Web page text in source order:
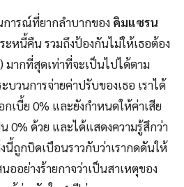
การณ์ที่ยากลำบากของ คิมแซรน
ะหนี้คืน รวมถึงป้องกันไม่ให้เธอต้อง
มากที่สุดเท่าที่จะเป็นไปได้ตาม
วนการจ่ายค่าปรับของเธอ เราได้
เบี้ย 0% และยังกำหนดให้ค่าเสีย
0% ด้วย และได้แสดงความรู้สึกว่า
นี้ถูกบิดเบือนราวกับว่าเรากดดันให้
ออย่างร้ายกาจว่าเป็นสาเหตุของ